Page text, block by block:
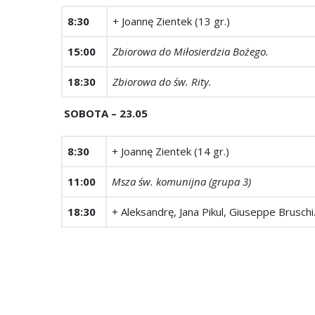
8:30 + Joannę Zientek (13 gr.)
15:00 Zbiorowa do Miłosierdzia Bożego.
18:30 Zbiorowa do św. Rity.
SOBOTA – 23.05
8:30 + Joannę Zientek (14 gr.)
11:00 Msza św. komunijna (grupa 3)
18:30 + Aleksandrę, Jana Pikul, Giuseppe Bruschi.